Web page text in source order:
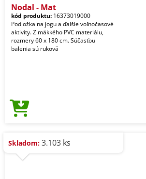
Nodal - Mat
kód produktu: 16373019000
Podložka na jogu a ďalšie voľnočasové
aktivity. Z mäkkého PVC materiálu,
rozmery 60 x 180 cm. Súčasťou
balenia sú rukovä
Skladom: 3.103 ks